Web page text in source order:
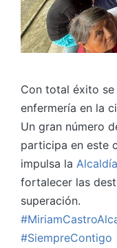
Con total éxito
enfermería en la
Un gran número
participa en este
impulsa la
fortalecer las
superación.
#SiempreContigo